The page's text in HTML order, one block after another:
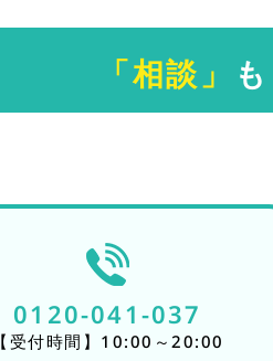
「相談」 も
0120-041-037
【受付時間】10:00～20:00